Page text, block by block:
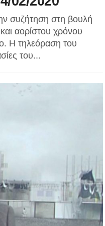
συζήτηση στη βουλή
αορίστου χρόνου
Η τηλεόραση του
του...